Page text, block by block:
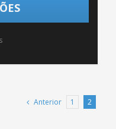
Anterior 1 2